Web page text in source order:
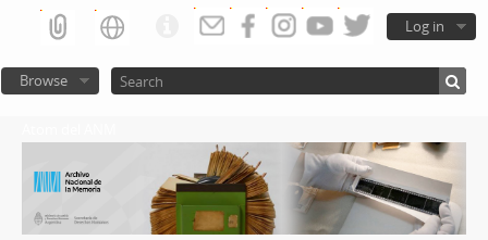
Log in
Browse